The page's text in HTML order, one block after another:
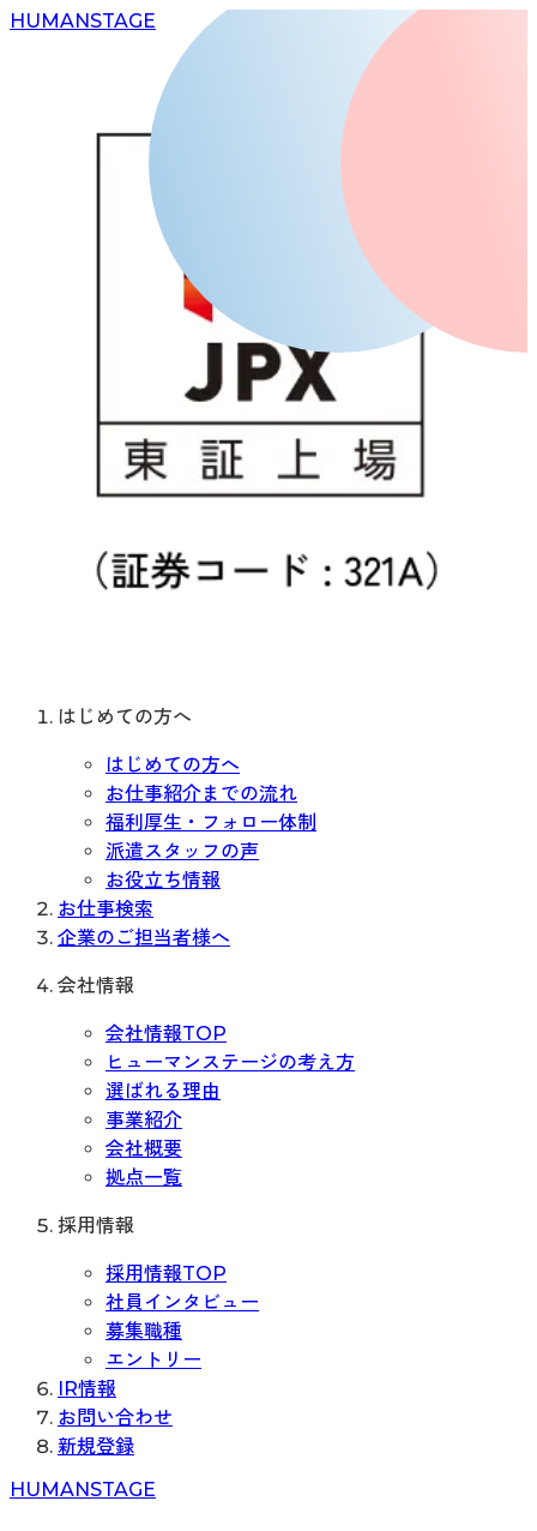
HUMANSTAGE
はじめての方へ
はじめての方へ
お仕事紹介までの流れ
福利厚生・フォロー体制
派遣スタッフの声
お役立ち情報
お仕事検索
企業のご担当者様へ
会社情報
会社情報TOP
ヒューマンステージの考え方
選ばれる理由
事業紹介
会社概要
拠点一覧
採用情報
採用情報TOP
社員インタビュー
募集職種
エントリー
IR情報
お問い合わせ
新規登録
HUMANSTAGE